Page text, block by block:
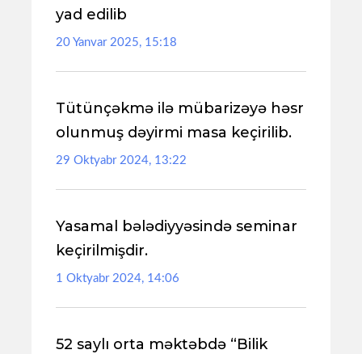
yad edilib
20 Yanvar 2025, 15:18
Tütünçəkmə ilə mübarizəyə həsr
olunmuş dəyirmi masa keçirilib.
29 Oktyabr 2024, 13:22
Yasamal bələdiyyəsində seminar
keçirilmişdir.
1 Oktyabr 2024, 14:06
52 saylı orta məktəbdə “Bilik